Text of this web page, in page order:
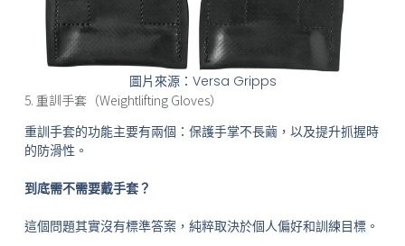
圖片來源：Versa Gripps
5. 重訓手套（Weightlifting Gloves）
重訓手套的功能主要有兩個：保護手掌不長繭，以及提升抓握時
的防滑性。
到底需不需要戴手套？
這個問題其實沒有標準答案，純粹取決於個人偏好和訓練目標。